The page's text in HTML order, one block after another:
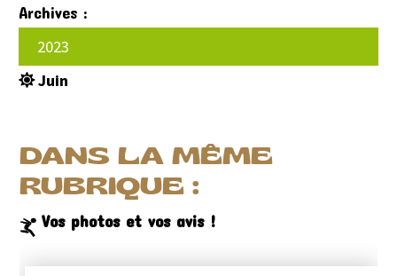
Archives :
2023
Juin
DANS LA MÊME
RUBRIQUE :
Vos photos et vos avis !